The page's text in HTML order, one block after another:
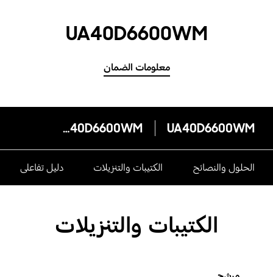
UA40D6600WM
معلومات الضمان
UA40D6600WM
UA40D6600WM
الحلول والنصائح الكتيبات والتنزيلات دليل تفاعلى
الكتيبات والتنزيلات